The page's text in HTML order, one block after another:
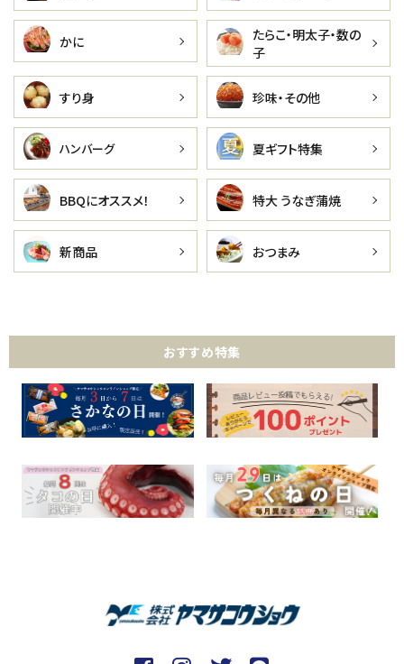
かに
たらこ・明太子・数の
子
すり身 珍味・その他
ハンバーグ 夏ギフト特集
BBQにオススメ！ 特大 うなぎ蒲焼
新商品 おつまみ
おすすめ特集